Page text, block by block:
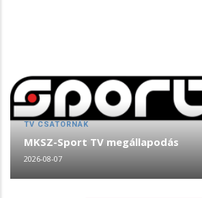
TV CSATORNÁK
MKSZ-Sport TV megállapodás
2026-08-07